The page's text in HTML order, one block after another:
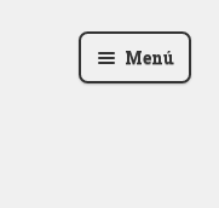
Menú